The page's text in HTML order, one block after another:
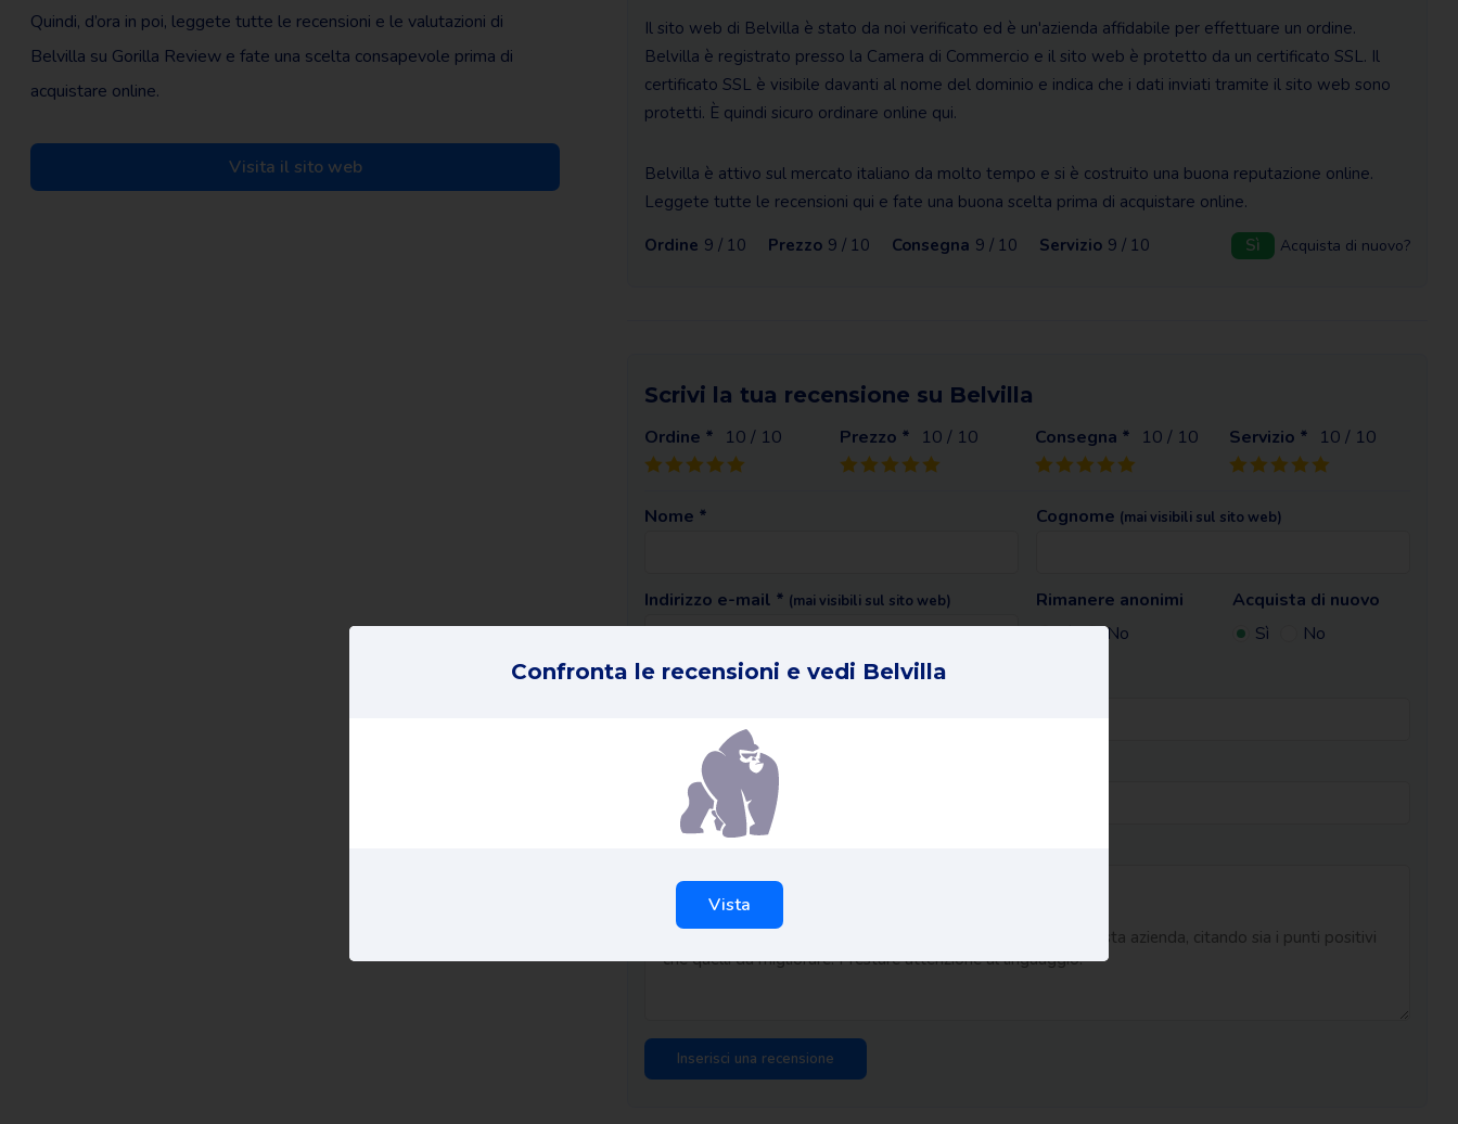
Quindi, d’ora in poi, leggete tutte le recensioni e le valutazioni di
Belvilla su Gorilla Review e fate una scelta consapevole prima di
acquistare online.
Visita il sito web
Il sito web di Belvilla è stato da noi verificato ed è un'azienda affidabile per effettuare un ordine.
Belvilla è registrato presso la Camera di Commercio e il sito web è protetto da un certificato SSL. Il
certificato SSL è visibile davanti al nome del dominio e indica che i dati inviati tramite il sito web sono
protetti. È quindi sicuro ordinare online qui.
Belvilla è attivo sul mercato italiano da molto tempo e si è costruito una buona reputazione online.
Leggete tutte le recensioni qui e fate una buona scelta prima di acquistare online.
Ordine 9 / 10 Prezzo 9 / 10 Consegna 9 / 10 Servizio 9 / 10 Sì Acquista di nuovo?
Scrivi la tua recensione su Belvilla
Ordine * 10 / 10 Prezzo * 10 / 10 Consegna * 10 / 10 Servizio * 10 / 10
Nome * Cognome (mai visibili sul sito web)
Indirizzo e-mail * (mai visibili sul sito web)
Rimanere anonimi
Sì
No
Acquista di nuovo
Sì
No
La tua recensione in 1 frase *
ID dell'ordine *
Confronta le recensioni e vedi Belvilla
Vista